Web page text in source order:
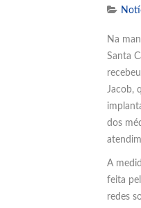
Na
Santa
Jacob,
dos
A
feita
redes